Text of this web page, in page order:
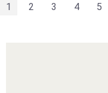
1 2 3 4 5